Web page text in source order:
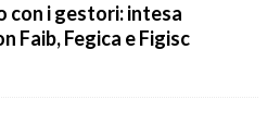
con i gestori: intesa
Faib, Fegica e Figisc